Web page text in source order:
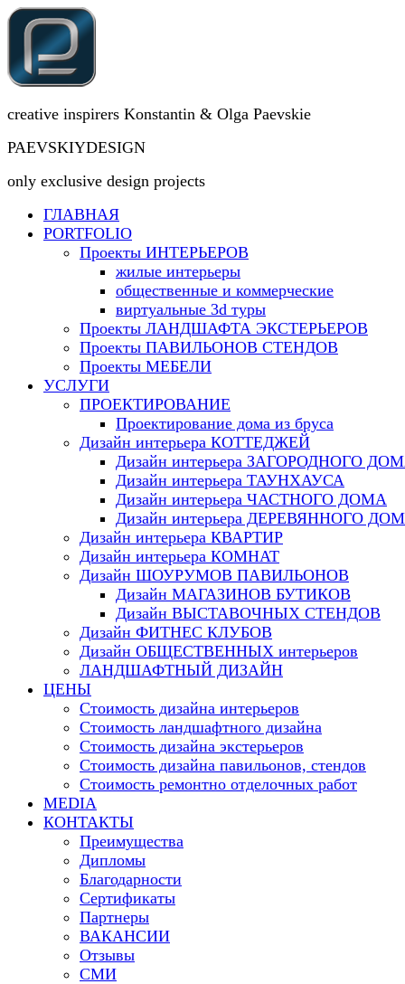
creative inspirers Konstantin & Olga Paevskie
PAEVSKIYDESIGN
only exclusive design projects
ГЛАВНАЯ
PORTFOLIO
Проекты ИНТЕРЬЕРОВ
жилые интерьеры
общественные и коммерческие
виртуальные 3d туры
Проекты ЛАНДШАФТА ЭКСТЕРЬЕРОВ
Проекты ПАВИЛЬОНОВ СТЕНДОВ
Проекты МЕБЕЛИ
УСЛУГИ
ПРОЕКТИРОВАНИЕ
Проектирование дома из бруса
Дизайн интерьера КОТТЕДЖЕЙ
Дизайн интерьера ЗАГОРОДНОГО
Дизайн интерьера ТАУНХАУСА
Дизайн интерьера ЧАСТНОГО ДОМА
Дизайн интерьера ДЕРЕВЯННОГО
Дизайн интерьера КВАРТИР
Дизайн интерьера КОМНАТ
Дизайн ШОУРУМОВ ПАВИЛЬОНОВ
Дизайн МАГАЗИНОВ БУТИКОВ
Дизайн ВЫСТАВОЧНЫХ СТЕНДОВ
Дизайн ФИТНЕС КЛУБОВ
Дизайн ОБЩЕСТВЕННЫХ интерьеров
ЛАНДШАФТНЫЙ ДИЗАЙН
ЦЕНЫ
Стоимость дизайна интерьеров
Стоимость ландшафтного дизайна
Стоимость дизайна экстерьеров
Стоимость дизайна павильонов, стендов
Стоимость ремонтно отделочных работ
MEDIA
КОНТАКТЫ
Преимущества
Дипломы
Благодарности
Сертификаты
Партнеры
ВАКАНСИИ
Отзывы
СМИ